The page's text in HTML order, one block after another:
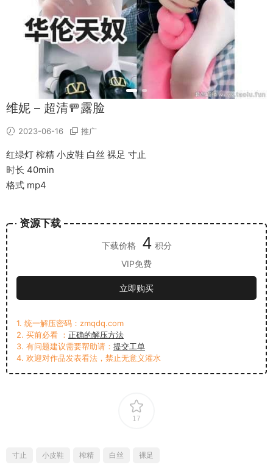
维妮 – 超清🚥露脸
2023-06-16 推广
红绿灯 榨精 小皮鞋 白丝 裸足 寸止
时长 40min
格式 mp4
资源下载
下载价格 4 积分
VIP免费
立即购买
1. 统一解压密码：zmqdq.com
2. 买前必看 ： 正确的解压方法
3. 有问题建议需要帮助请： 提交工单
4. 欢迎对作品发表看法，禁止无意义灌水
17
寸止 小皮鞋 榨精 白丝 裸足